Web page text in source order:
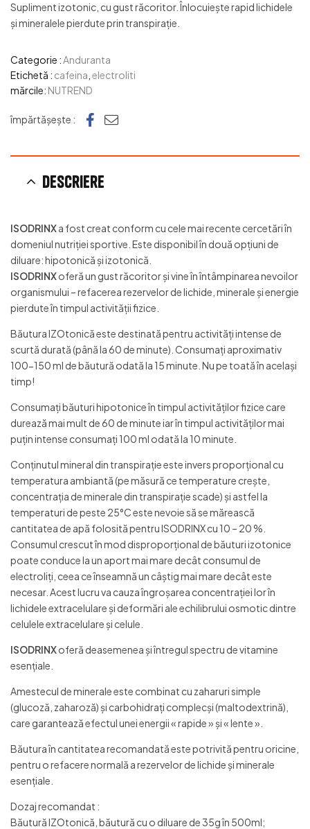
Supliment izotonic, cu gust răcoritor. Înlocuiește rapid lichidele
și mineralele pierdute prin transpirație.
Categorie :Anduranta
Etichetă : cafeina electroliti
mărcile: NUTREND
împărtășește : Facebook
e-mail
Descriere
ISODRINXa fost creat conform cu cele mai recente cercetări în
domeniul nutriţiei sportive. Este disponibil în două opţiuni de
diluare: hipotonică şi izotonică.
ISODRINXoferă un gust răcoritor şi vine în întâmpinarea nevoilor
organismului – refacerea rezervelor de lichide, minerale şi energie
pierdute în timpul activităţii fizice.
Băutura IZOtonică este destinată pentru activităţi intense de
scurtă durată (până la 60 de minute). Consumaţi aproximativ
100-150 ml de băutură odată la 15 minute. Nu pe toată în acelaşi
timp!
Consumaţi băuturi hipotonice în timpul activităţilor fizice care
durează mai mult de 60 de minute iar în timpul activităţilor mai
puţin intense consumaţi 100 ml odată la 10 minute.
Conţinutul mineral din transpiraţie este invers proporţional cu
temperatura ambiantă (pe măsură ce temperature creşte,
concentraţia de minerale din transpiraţie scade) şi astfel la
temperaturi de peste 25°C este nevoie să se mărească
cantitatea de apă folosită pentru ISODRINX cu 10 – 20 %.
Consumul crescut în mod disproporţional de băuturi izotonice
poate conduce la un aport mai mare decât consumul de
electroliţi, ceea ce înseamnă un câştig mai mare decât este
necesar. Acest lucru va cauza îngroşarea concentraţiei lor în
lichidele extracelulare şi deformări ale echilibrului osmotic dintre
celulele extracelulare şi celule.
ISODRINXoferă deasemenea şi întregul spectru de vitamine
esenţiale.
Amestecul de minerale este combinat cu zaharuri simple
(glucoză, zaharoză) şi carbohidraţi complecşi (maltodextrină),
care garantează efectul unei energii « rapide » și « lente ».
Băutura în cantitatea recomandată este potrivită pentru oricine,
pentru o refacere normală a rezervelor de lichide şi minerale
esenţiale.
Dozaj recomandat :
Băutură IZOtonică, băutură cu o diluare de 35g în 500ml;